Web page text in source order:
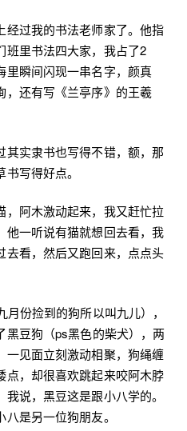
经过我的书法老师家了。他指
班里书法四大家，我占了2
里瞬间闪现一串名字，颜真
，还有写《兰亭序》的王羲
实隶书也写得不错，额，那
写得好点。
，阿木激动起来，我又赶忙拉
他一听说有猫就想回去看，我
去看，然后又跑回来，点点头
份捡到的狗所以叫九儿），
黑豆狗（ps黑色的柴犬），两
一见面立刻激动相聚，狗绳缠
点，却很喜欢跳起来咬阿木脖
说，黑豆这是跟小八学的。
是另一位狗朋友。